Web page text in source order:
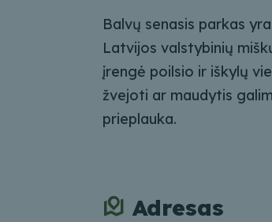
Balvų senasis parkas
Latvijos valstybinių
įrengė poilsio ir iškylų
žvejoti ar maudytis
prieplauka.
Adresas